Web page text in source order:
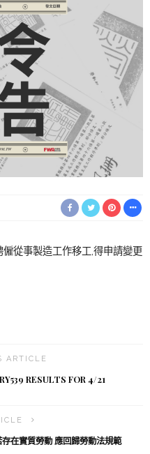
從事製造工作移工,得申請變更
ARTICLE
RESULTS FOR 4/21
在實質勞動 應回歸勞動法規範